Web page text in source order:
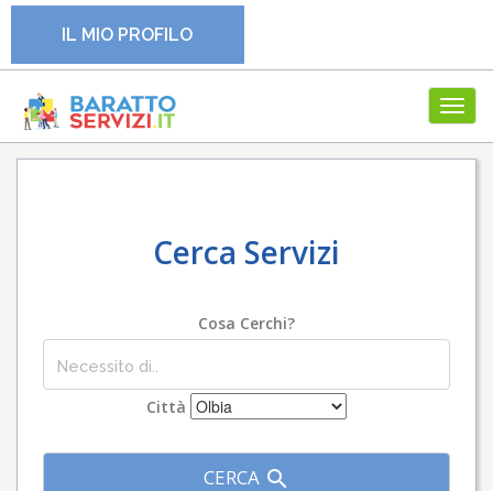
IL MIO PROFILO
Cerca Servizi
Cosa Cerchi?
Città
CERCA